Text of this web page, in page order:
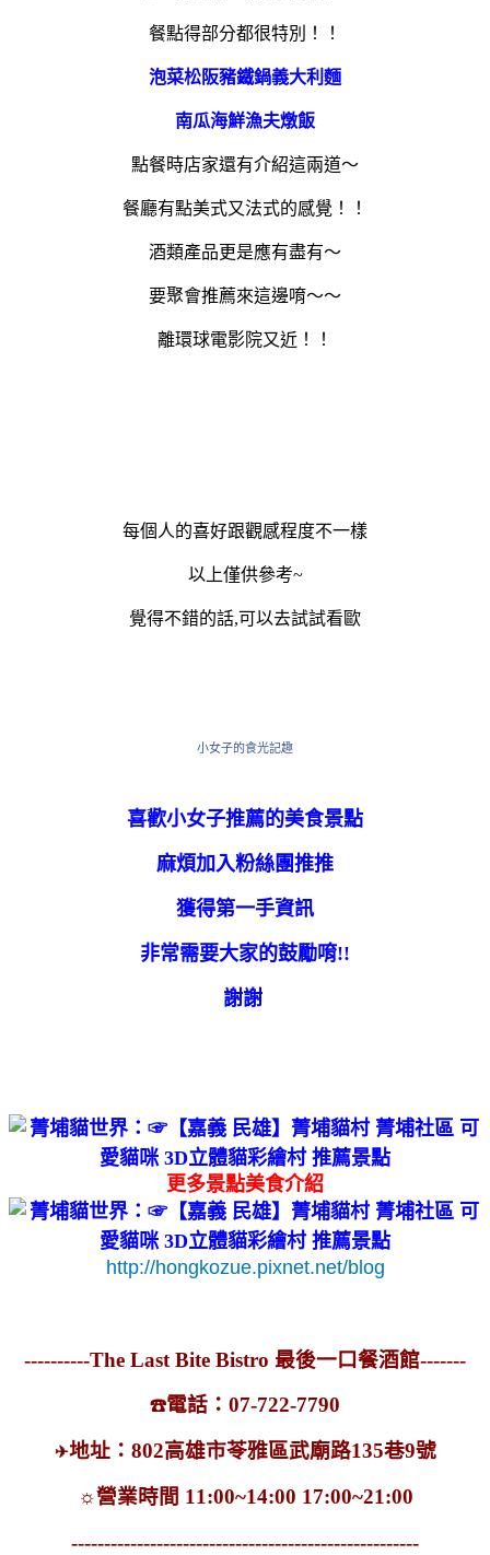
餐點得部分都很特別！！
泡菜松阪豬鐵鍋義大利麵
南瓜海鮮漁夫燉飯
點餐時店家還有介紹這兩道～
餐廳有點美式又法式的感覺！！
酒類產品更是應有盡有～
要聚會推薦來這邊唷～～
離環球電影院又近！！
每個人的喜好跟觀感程度不一樣
以上僅供參考~
覺得不錯的話,可以去試試看歐
小女子的食光記趣
喜歡小女子推薦的美食景點
麻煩加入粉絲團推推
獲得第一手資訊
非常需要大家的鼓勵唷!!
謝謝
更多景點美食介紹
http://hongkozue.pixnet.net/blog
----------The Last Bite Bistro 最後一口餐酒館-------
☎電話：07-722-7790
✈地址：802高雄市苓雅區武廟路135巷9號
☼營業時間 11:00~14:00 17:00~21:00
-----------------------------------------------------